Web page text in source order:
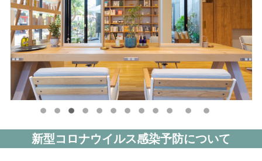
新型コロナウイルス感染予防について